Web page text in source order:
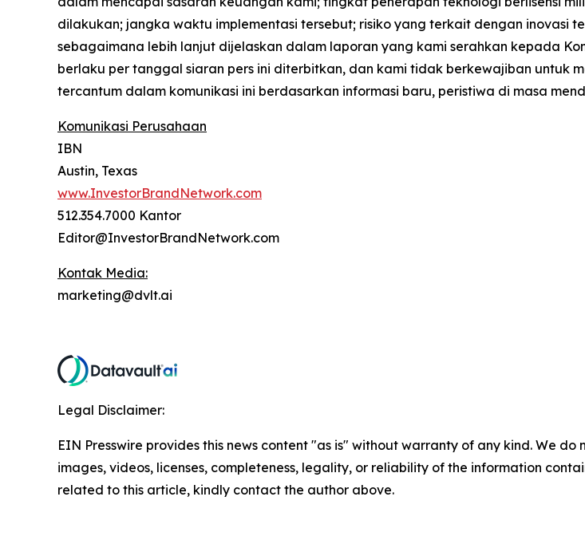
dilakukan; jangka waktu implementasi tersebut; risiko yang terkait dengan inovasi
sebagaimana lebih lanjut dijelaskan dalam laporan yang kami serahkan kepada
berlaku per tanggal siaran pers ini diterbitkan, dan kami tidak berkewajiban untuk
tercantum dalam komunikasi ini berdasarkan informasi baru, peristiwa di masa
Komunikasi Perusahaan
IBN
Austin, Texas
www.InvestorBrandNetwork.com
512.354.7000 Kantor
Editor@InvestorBrandNetwork.com
Kontak Media:
marketing@dvlt.ai
Legal Disclaimer:
EIN Presswire provides this news content "as is" without warranty of any kind. We
images, videos, licenses, completeness, legality, or reliability of the information
related to this article, kindly contact the author above.